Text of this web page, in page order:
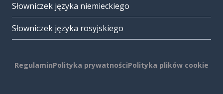
Słowniczek języka niemieckiego
Słowniczek języka rosyjskiego
RegulaminPolityka prywatnościPolityka plików cookie